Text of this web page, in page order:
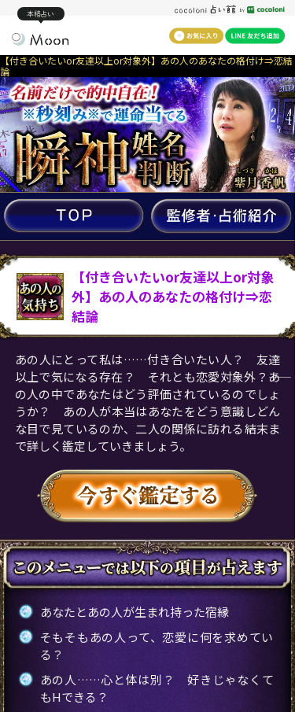
本格占い
【付き合いたいor友達以上or対象外】あの人のあなたの格付け⇒恋結
論
【付き合いたいor友達以上or対象
外】あの人のあなたの格付け⇒恋
結論
あの人にとって私は……付き合いたい人？ 友達
以上で気になる存在？ それとも恋愛対象外？――あ
の人の中であなたはどう評価されているのでしょ
うか？ あの人が本当はあなたをどう意識しどん
な目で見ているのか、二人の関係に訪れる結末ま
で詳しく鑑定していきましょう。
あなたとあの人が生まれ持った宿縁
そもそもあの人って、恋愛に何を求めてい
る？
あの人……心と体は別？ 好きじゃなくて
もHできる？